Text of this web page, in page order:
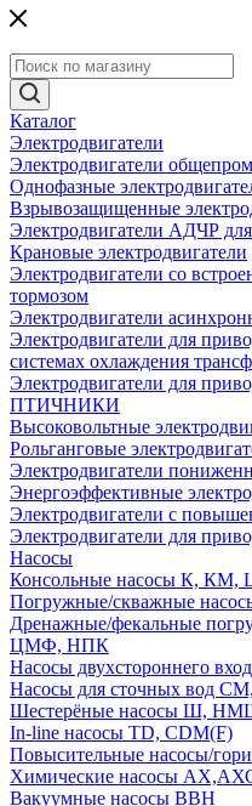
Каталог
Электродвигатели
Электродвигатели
Однофазные
Взрывозащищенные
Электродвигатели АДЧР
Крановые электродвигатели
Электродвигатели со
тормозом
Электродвигатели
Электродвигатели для
системах охлаждения
Электродвигатели для
ПТИЧНИКИ
Высоковольтные
Рольганговые
Электродвигатели
Энергоэффективные
Электродвигатели с
Электродвигатели для
Насосы
Консольные насосы К, КМ,
Погружные/скважные
Дренажные/фекальные
ЦМФ, НПК
Насосы двухстороннего
Насосы для сточных вод
Шестерёные насосы Ш,
In-line насосы TD, CDM(F)
Повысительные насосы/
Химические насосы
Вакуумные насосы ВВН